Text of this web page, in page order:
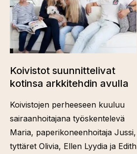
Koivistot suunnittelivat
kotinsa arkkitehdin avulla
Koivistojen perheeseen kuuluu
sairaanhoitajana työskentelevä
Maria, paperikoneenhoitaja Jussi,
tyttäret Olivia, Ellen Lyydia ja Edith